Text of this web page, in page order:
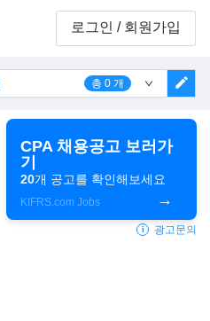
로그인 / 회원가입
총 0 개 edit
CPA 채용공고 보러가
기
20개 공고를 확인해보세요
KIFRS.com Jobs
i 광고문의